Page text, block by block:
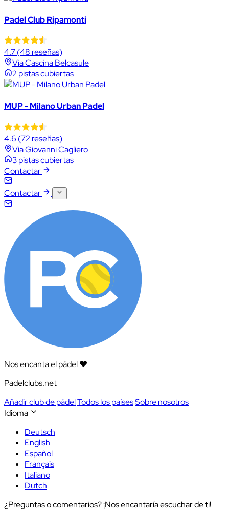
Padel Club Ripamonti
4.7(48 reseñas)
Via Cascina Belcasule
2 pistas cubiertas
MUP - Milano Urban Padel
4.6 (72 reseñas)
Via Giovanni Cagliero
3 pistas cubiertas
Contactar
Contactar
Nos encanta el pádel ❤️
Padelclubs.net
Añadir club de pádelTodos los paísesSobre nosotros
Idioma
Deutsch
English
Español
Français
Italiano
Dutch
¿Preguntas o comentarios? ¡Nos encantaría escuchar de ti!